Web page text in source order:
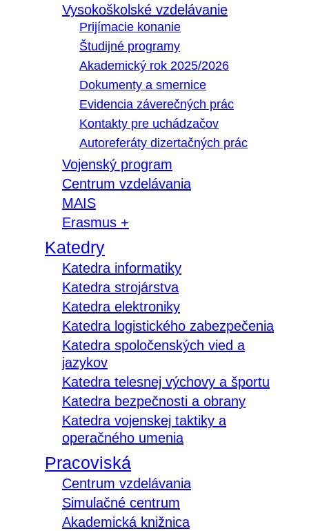
Vysokoškolské vzdelávanie
Prijímacie konanie
Študijné programy
Akademický rok 2025/2026
Dokumenty a smernice
Evidencia záverečných prác
Kontakty pre uchádzačov
Autoreferáty dizertačných prác
Vojenský program
Centrum vzdelávania
MAIS
Erasmus +
Katedry
Katedra informatiky
Katedra strojárstva
Katedra elektroniky
Katedra logistického zabezpečenia
Katedra spoločenských vied a
jazykov
Katedra telesnej výchovy a športu
Katedra bezpečnosti a obrany
Katedra vojenskej taktiky a
operačného umenia
Pracoviská
Centrum vzdelávania
Simulačné centrum
Akademická knižnica